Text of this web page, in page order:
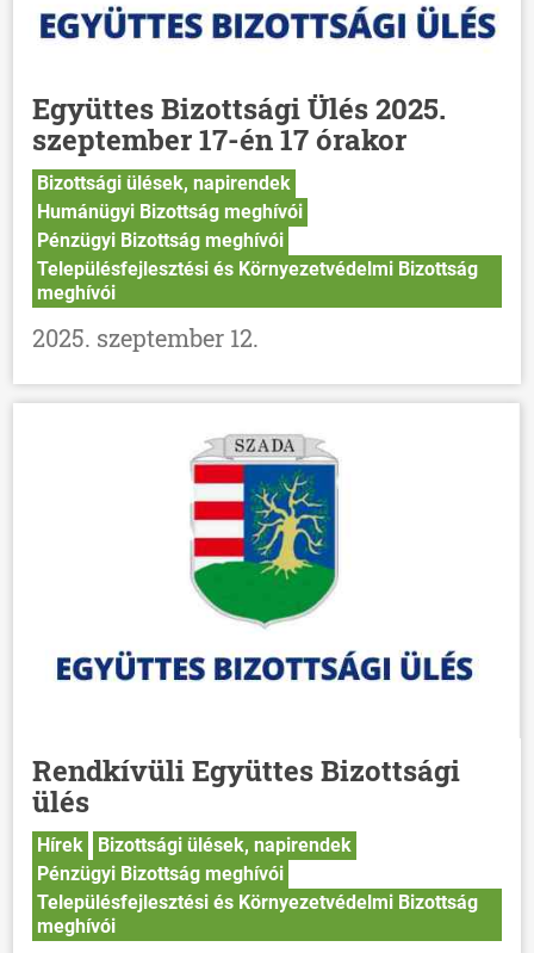
Együttes Bizottsági Ülés 2025.
szeptember 17-én 17 órakor
Bizottsági ülések, napirendek
Humánügyi Bizottság meghívói
Pénzügyi Bizottság meghívói
Településfejlesztési és Környezetvédelmi Bizottság
meghívói
2025. szeptember 12.
Rendkívüli Együttes Bizottsági
ülés
Hírek
Bizottsági ülések, napirendek
Pénzügyi Bizottság meghívói
Településfejlesztési és Környezetvédelmi Bizottság
meghívói